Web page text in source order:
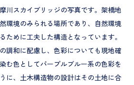
川スカイブリッジの写真です。架橋地
環境のみられる場所であり、自然環境
ために工夫した構造となっています。
調和に配慮し、色彩についても現地確
む色としてパープルブルー系の色彩を
に、土木構造物の設計はその土地に合